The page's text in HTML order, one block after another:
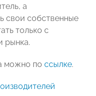
а
свои собственные
только с
рынка.
можно по ссылке.